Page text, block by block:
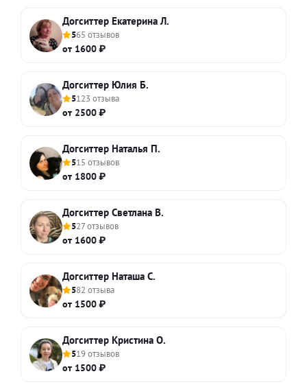
Догситтер Екатерина Л.
565 отзывов
от 1600 ₽
Догситтер Юлия Б.
5123 отзыва
от 2500 ₽
Догситтер Наталья П.
515 отзывов
от 1800 ₽
Догситтер Светлана В.
527 отзывов
от 1600 ₽
Догситтер Наташа С.
582 отзыва
от 1500 ₽
Догситтер Кристина О.
519 отзывов
от 1500 ₽